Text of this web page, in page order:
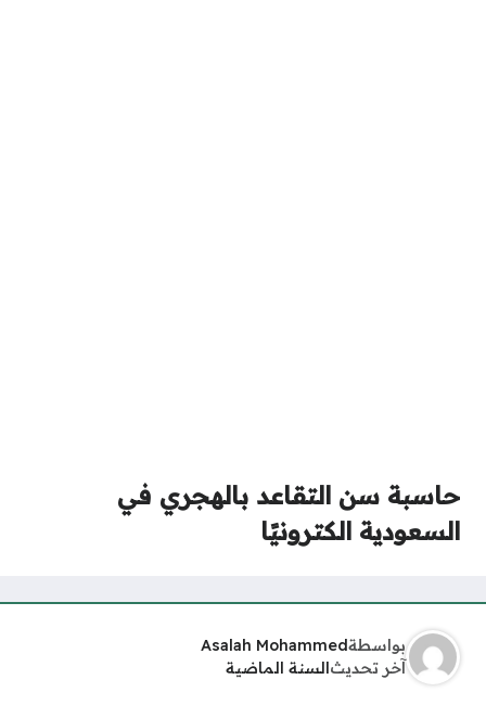
حاسبة سن التقاعد بالهجري في
السعودية الكترونيًا
بواسطةAsalah Mohammed
آخر تحديثالسنة الماضية